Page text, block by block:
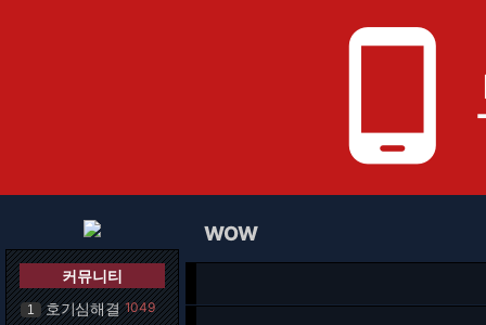
phone_android
커뮤니티
1 호기심해결 1049
WOW